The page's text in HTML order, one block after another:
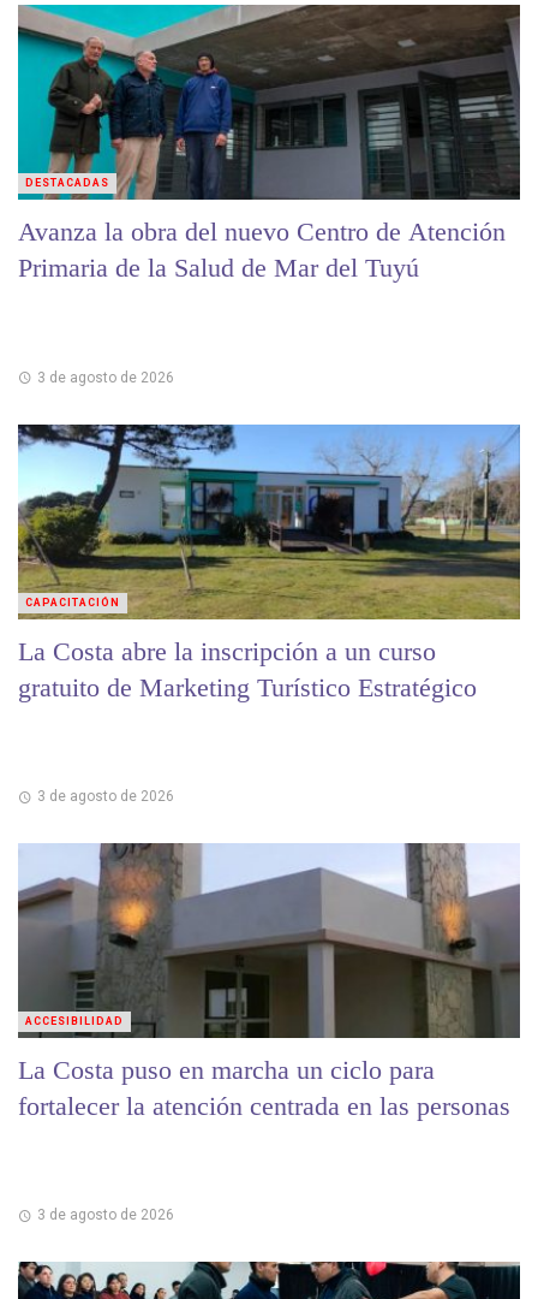
Avanza la obra del nuevo Centro de Atención
Primaria de la Salud de Mar del Tuyú
3 de agosto de 2026
DESTACADAS
La Costa abre la inscripción a un curso
gratuito de Marketing Turístico Estratégico
3 de agosto de 2026
CAPACITACIÓN
La Costa puso en marcha un ciclo para
fortalecer la atención centrada en las personas
3 de agosto de 2026
ACCESIBILIDAD